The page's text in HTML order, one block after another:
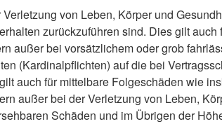
von Leben, Körper und
zurückzuführen sind. Dies gilt
außer bei vorsätzlichem oder grob
(Kardinalpflichten) auf die bei
auch für mittelbare Folgeschäden wie
außer bei der Verletzung von Leben,
Schäden und im Übrigen der